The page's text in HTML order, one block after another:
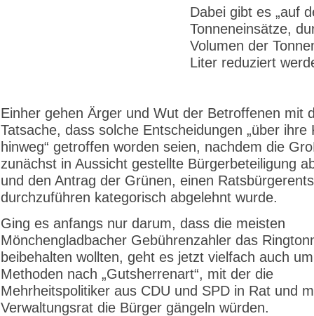
Dabei gibt es „auf
Tonneneinsätze,
Volumen der
Liter reduziert
Einher gehen Ärger und Wut der Betroffenen mit
Tatsache, dass solche Entscheidungen „über ihre
hinweg“ getroffen worden seien, nachdem die
zunächst in Aussicht gestellte Bürgerbeteiligung
und den Antrag der Grünen, einen
durchzuführen kategorisch abgelehnt wurde.
Ging es anfangs nur darum, dass die meisten
Mönchengladbacher Gebührenzahler das
beibehalten wollten, geht es jetzt vielfach auch
Methoden nach „Gutsherrenart“, mit der die
Mehrheitspolitiker aus CDU und SPD in Rat und
Verwaltungsrat die Bürger gängeln würden.